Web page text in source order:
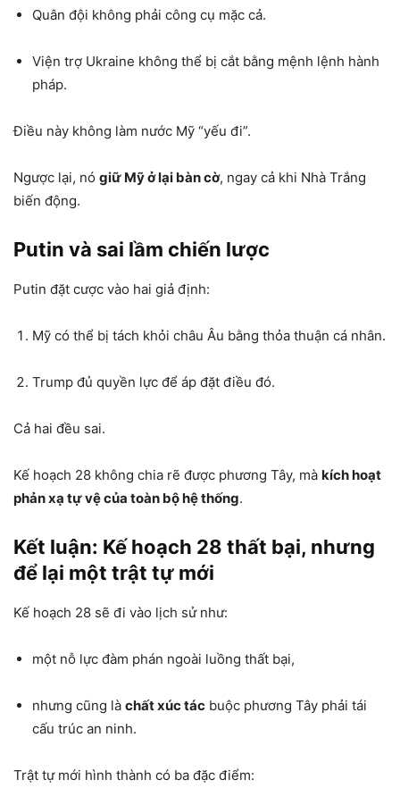
Quân đội không phải công cụ mặc cả.
Viện trợ Ukraine không thể bị cắt bằng mệnh lệnh hành
pháp.
Điều này không làm nước Mỹ “yếu đi”.
Ngược lại, nó giữ Mỹ ở lại bàn cờ, ngay cả khi Nhà Trắng
biến động.
Putin và sai lầm chiến lược
Putin đặt cược vào hai giả định:
Mỹ có thể bị tách khỏi châu Âu bằng thỏa thuận cá nhân.
Trump đủ quyền lực để áp đặt điều đó.
Cả hai đều sai.
Kế hoạch 28 không chia rẽ được phương Tây, mà kích hoạt
phản xạ tự vệ của toàn bộ hệ thống.
Kết luận: Kế hoạch 28 thất bại, nhưng
để lại một trật tự mới
Kế hoạch 28 sẽ đi vào lịch sử như:
một nỗ lực đàm phán ngoài luồng thất bại,
nhưng cũng là chất xúc tác buộc phương Tây phải tái
cấu trúc an ninh.
Trật tự mới hình thành có ba đặc điểm: